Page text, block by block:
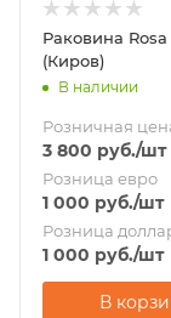
Раковина
(Киров)
В наличии
Розничная
3 800 руб./шт
Розница евро
1 000 руб./шт
Розница
1 000 руб./шт
В